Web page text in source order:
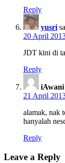
Reply
yusri
20 April
JDT kini di
Reply
iAwani
21 April
alamak, nak
hanyalah
Reply
Leave a Reply